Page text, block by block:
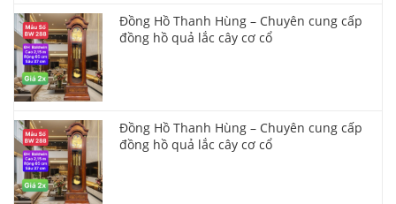
Đồng Hồ Thanh Hùng – Chuyên cung cấp
đồng hồ quả lắc cây cơ cổ
Đồng Hồ Thanh Hùng – Chuyên cung cấp
đồng hồ quả lắc cây cơ cổ